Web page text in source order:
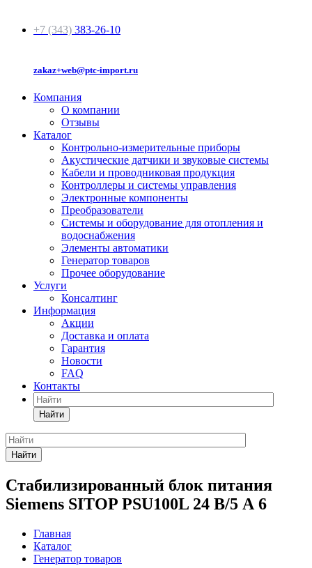
+7 (343) 383-26-10
zakaz+web@ptc-import.ru
Компания
О компании
Отзывы
Каталог
Контрольно-измерительные приборы
Акустические датчики и звуковые системы
Кабели и проводниковая продукция
Контроллеры и системы управления
Электронные компоненты
Преобразователи
Системы и оборудование для отопления и
водоснабжения
Элементы автоматики
Генератор товаров
Прочее оборудование
Услуги
Консалтинг
Информация
Акции
Доставка и оплата
Гарантия
Новости
FAQ
Контакты
Найти
Найти
Стабилизированный блок питания
Siemens SITOP PSU100L 24 В/5 А 6
Главная
Каталог
Генератор товаров